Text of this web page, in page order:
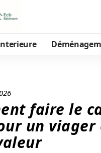
faire le
un viager